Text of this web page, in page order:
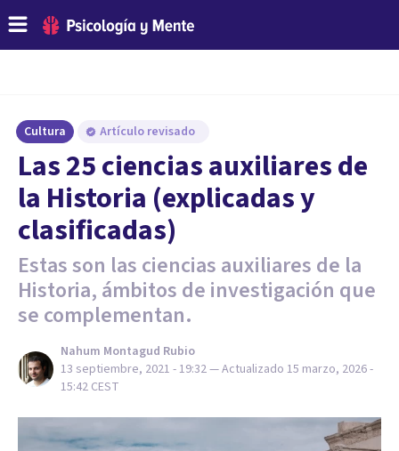
Cultura Artículo revisado
Las 25 ciencias auxiliares de
la Historia (explicadas y
clasificadas)
Estas son las ciencias auxiliares de la
Historia, ámbitos de investigación que
se complementan.
Nahum Montagud Rubio
13 septiembre, 2021 - 19:32— Actualizado 15 marzo, 2026 -
15:42 CEST